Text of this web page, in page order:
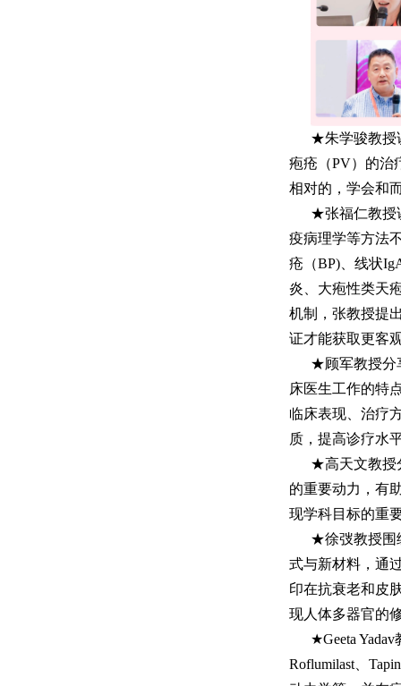
★朱学骏教授
疱疮（PV）的治
相对的，学会和
★张福仁教授
疫病理学等方法
疮（BP)、线状
炎、大疱性类天
机制，张教授提
证才能获取更客
★顾军教授分
床医生工作的特
临床表现、治疗
质，提高诊疗水
★高天文教授
的重要动力，有
现学科目标的重
★徐弢教授围
式与新材料，通
印在抗衰老和皮
现人体多器官的
★Geeta
Roflumilast、